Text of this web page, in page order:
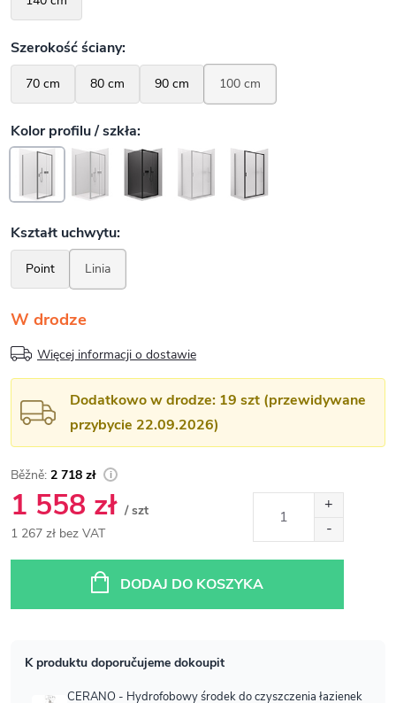
W drodze
Więcej informacji o dostawie
Dodatkowo w drodze: 19 szt (przewidywane
przybycie 22.09.2026)
2 718 zł
1 558 zł / szt
1 267 zł bez VAT
DODAJ DO KOSZYKA